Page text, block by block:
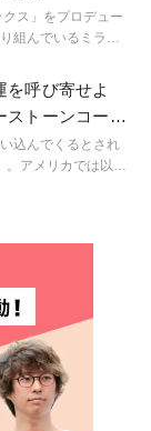
ス」をプロデュー
組んでいるミラン
ている。ミランダ
を呼び寄せよ
ストーンコーデ
込んでくるとされ
。アメリカでは以前